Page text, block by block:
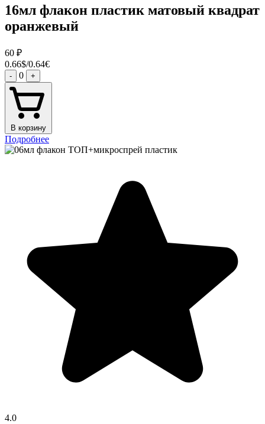
16мл флакон пластик матовый квадрат
оранжевый
60 ₽
0.66$/0.64€
- 0 +
В корзину
Подробнее
4.0